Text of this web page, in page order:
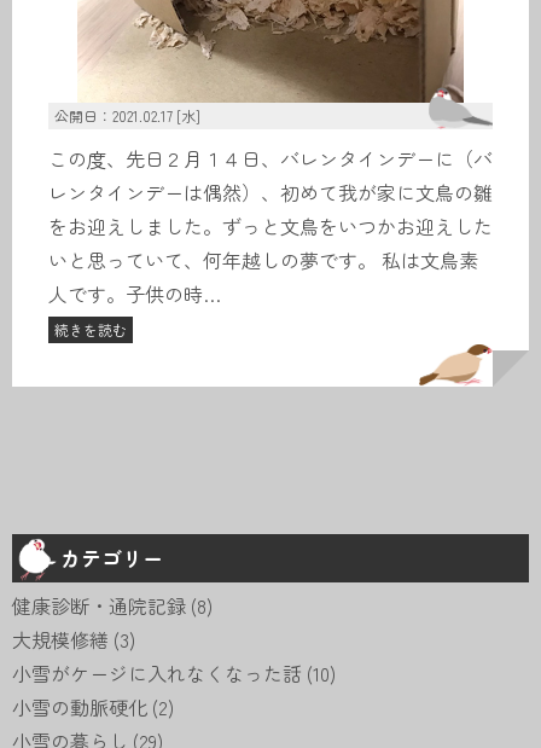
公開日：2021.02.17 [水]
この度、先日２月１４日、バレンタインデーに（バ
レンタインデーは偶然）、初めて我が家に文鳥の雛
をお迎えしました。ずっと文鳥をいつかお迎えした
いと思っていて、何年越しの夢です。 私は文鳥素
人です。子供の時…
続きを読む
カテゴリー
健康診断・通院記録 (8)
大規模修繕 (3)
小雪がケージに入れなくなった話 (10)
小雪の動脈硬化 (2)
小雪の暮らし (29)